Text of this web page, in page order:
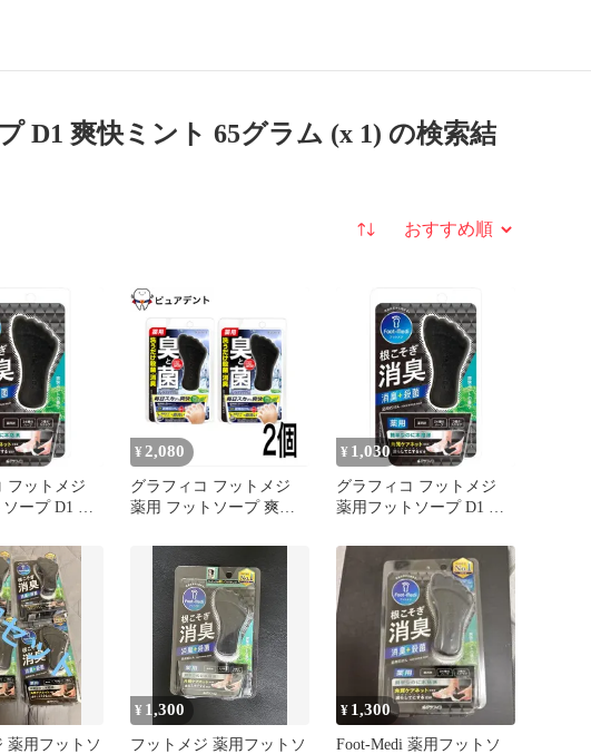
D1 爽快ミント 65グラム (x 1) の検索結
並び替え
フットメジ
ープ D1 爽
に保つことを
臭 足用スク
けん
¥ 2,080
グラフィコ フットメジ
薬用 フットソープ 爽快
¥ 1,030
グラフィコ フットメジ
薬用フットソープ D1 爽
質ケア 清潔に保つことを
サポート 消臭 足用スク
ラブ 足用石けん
薬用フットソ
¥ 1,300
フットメジ 薬用フットソ
¥ 1,300
Foot-Medi 薬用フットソ